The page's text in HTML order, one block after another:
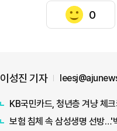
0
이성진 기자
KB국민카드, 청년층 겨냥 체
보험 침체 속 삼성생명 선방…'